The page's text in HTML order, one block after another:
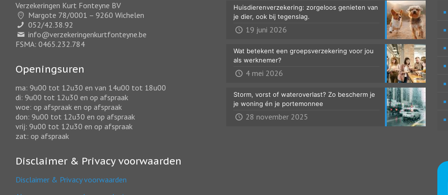
Verzekeringen Kurt Fonteyne BV
Margote 78/0001 – 9260 Wichelen
052/42.38.92
info@verzekeringenkurtfonteyne.be
FSMA: 0465.232.784
Openingsuren
ma: 9u00 tot 12u30 en van 14u00 tot 18u00
di: 9u00 tot 12u30 en op afspraak
woe: op afspraak en op afspraak
don: 9u00 tot 12u30 en op afspraak
vrij: 9u00 tot 12u30 en op afspraak
zat: op afspraak
Disclaimer & Privacy voorwaarden
Disclaimer & Privacy voorwaarden
Huisdierenverzekering: zorgeloos genieten van
je dier, ook bij tegenslag.
19 juni 2026
Wat betekent een groepsverzekering voor jou
als werknemer?
4 mei 2026
Storm, vorst of wateroverlast? Zo bescherm je
je woning én je portemonnee
28 november 2025